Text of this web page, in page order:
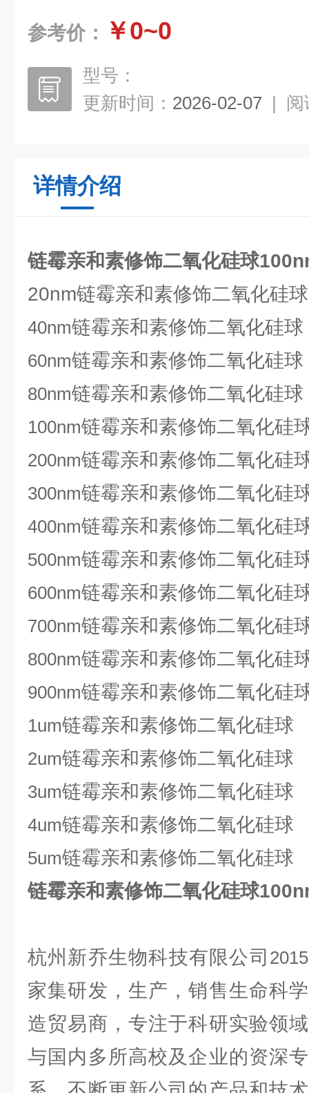
参考价： ￥0~0
型号：
更新时间： 2026-02-07 | 阅
详情介绍
链霉亲和素修饰二氧化硅球
20nm链霉亲和素修饰二氧化硅球
40nm链霉亲和素修饰二氧化硅球
60nm链霉亲和素修饰二氧化硅球
80nm链霉亲和素修饰二氧化硅球
100nm链霉亲和素修饰二氧化硅
200nm链霉亲和素修饰二氧化硅
300nm链霉亲和素修饰二氧化硅
400nm链霉亲和素修饰二氧化硅
500nm链霉亲和素修饰二氧化硅
600nm链霉亲和素修饰二氧化硅
700nm链霉亲和素修饰二氧化硅
800nm链霉亲和素修饰二氧化硅
900nm链霉亲和素修饰二氧化硅
1um链霉亲和素修饰二氧化硅球
2um链霉亲和素修饰二氧化硅球
3um链霉亲和素修饰二氧化硅球
4um链霉亲和素修饰二氧化硅球
5um链霉亲和素修饰二氧化硅球
链霉亲和素修饰二氧化硅球
杭州新乔生物科技有限公司 2015
家集研发，生产，销售生命科
造贸易商，专注于科研实验领
与国内多所高校及企业的资深